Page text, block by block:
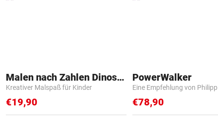
Malen nach Zahlen Dinosaurier
Kreativer Malspaß für Kinder
€19,90
PowerWalker
Eine Empfehlung von
€78,90